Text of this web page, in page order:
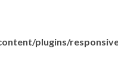
plugins/